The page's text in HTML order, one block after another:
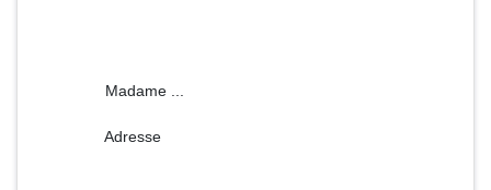
Madame ...
Adresse